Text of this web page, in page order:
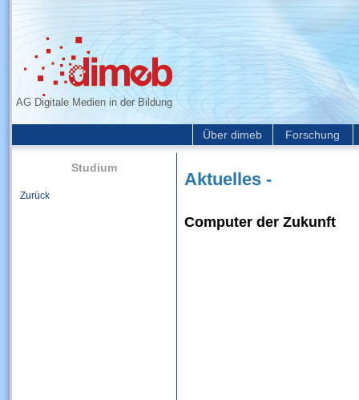
AG Digitale Medien in der Bildung
Über dimeb Forschung
Studium
Zurück
Aktuelles -
Computer der Zukunft